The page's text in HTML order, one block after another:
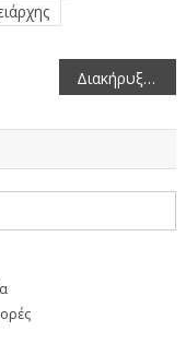
Διακήρυξη Σύμβασης Προμήθειας για τον Οδοφωτισμό του Εθνικού Οδικού Δικτύου